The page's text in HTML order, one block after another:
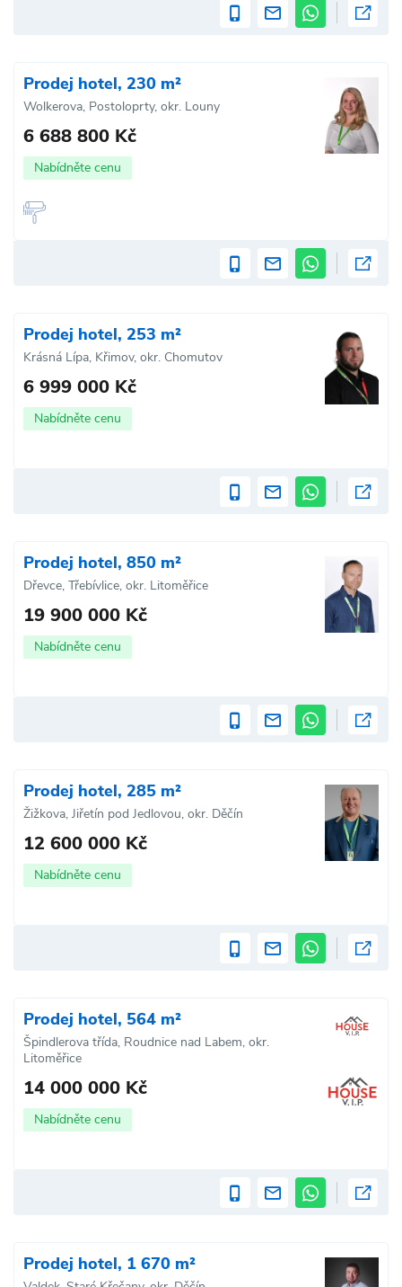
Prodej hotel, 230 m²
Wolkerova, Postoloprty, okr. Louny
6 688 800 Kč
Nabídněte cenu
Prodej hotel, 253 m²
Krásná Lípa, Křimov, okr. Chomutov
6 999 000 Kč
Nabídněte cenu
Prodej hotel, 850 m²
Dřevce, Třebívlice, okr. Litoměřice
19 900 000 Kč
Nabídněte cenu
Prodej hotel, 285 m²
Žižkova, Jiřetín pod Jedlovou, okr. Děčín
12 600 000 Kč
Nabídněte cenu
Prodej hotel, 564 m²
Špindlerova třída, Roudnice nad Labem, okr.
Litoměřice
14 000 000 Kč
Nabídněte cenu
Prodej hotel, 1 670 m²